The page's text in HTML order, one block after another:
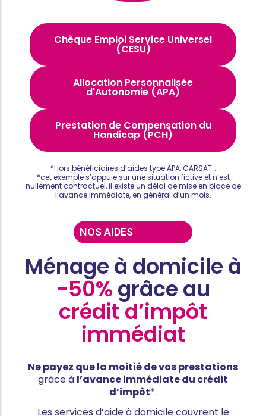
Chèque Emploi Service Universel
(CESU)
Allocation Personnalisée
d'Autonomie (APA)
Prestation de Compensation du
Handicap (PCH)
*Hors bénéficiaires d’aides type APA, CARSAT…
*cet exemple s’appuie sur une situation fictive et n’est
nullement contractuel, il existe un délai de mise en place de
l’avance immédiate, en général d’un mois.
NOS AIDES
Ménage à domicile à
-50% grâce au
crédit d’impôt
immédiat
Ne payez que la moitié de vos prestations
grâce à l’avance immédiate du crédit
d’impôt*.
Les services d’aide à domicile couvrent le